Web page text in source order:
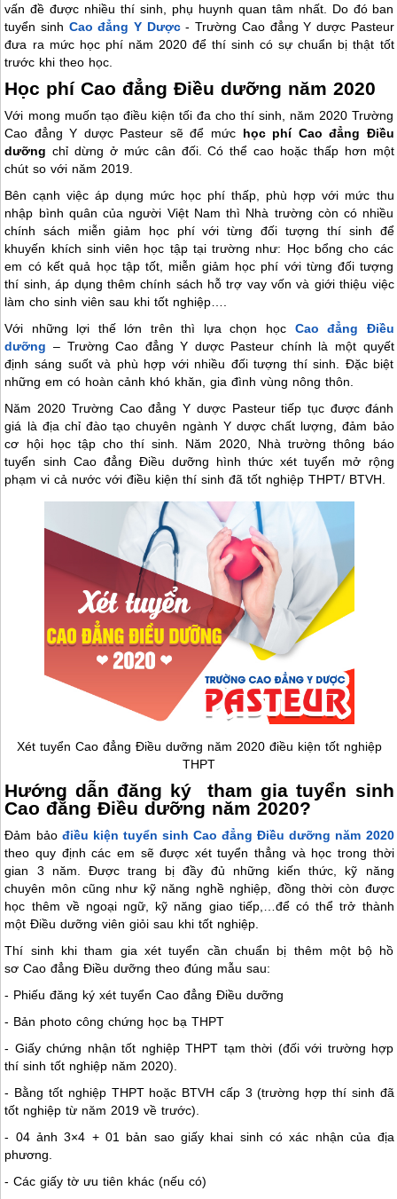
vấn đề được nhiều thí sinh, phụ huynh quan tâm nhất. Do đó ban
tuyển sinh Cao đẳng Y Dược- Trường Cao đẳng Y dược Pasteur
đưa ra mức học phí năm 2020 để thí sinh có sự chuẩn bị thật tốt
trước khi theo học.
Học phí Cao đẳng Điều dưỡng năm 2020
Với mong muốn tạo điều kiện tối đa cho thí sinh, năm 2020 Trường
Cao đẳng Y dược Pasteur sẽ để mức học phí Cao đẳng Điều
dưỡng chỉ dừng ở mức cân đối. Có thể cao hoặc thấp hơn một
chút so với năm 2019.
Bên cạnh việc áp dụng mức học phí thấp, phù hợp với mức thu
nhập bình quân của người Việt Nam thì Nhà trường còn có nhiều
chính sách miễn giảm học phí với từng đối tượng thí sinh để
khuyến khích sinh viên học tập tại trường như: Học bổng cho các
em có kết quả học tập tốt, miễn giảm học phí với từng đối tượng
thí sinh, áp dụng thêm chính sách hỗ trợ vay vốn và giới thiệu việc
làm cho sinh viên sau khi tốt nghiệp….
Với những lợi thế lớn trên thì lựa chọn học Cao đẳng Điều
dưỡng – Trường Cao đẳng Y dược Pasteur chính là một quyết
định sáng suốt và phù hợp với nhiều đối tượng thí sinh. Đặc biệt
những em có hoàn cảnh khó khăn, gia đình vùng nông thôn.
Năm 2020 Trường Cao đẳng Y dược Pasteur tiếp tục được đánh
giá là địa chỉ đào tạo chuyên ngành Y dược chất lượng, đảm bảo
cơ hội học tập cho thí sinh. Năm 2020, Nhà trường thông báo
tuyển sinh Cao đẳng Điều dưỡng hình thức xét tuyển mở rộng
phạm vi cả nước với điều kiện thí sinh đã tốt nghiệp THPT/ BTVH.
Xét tuyển Cao đẳng Điều dưỡng năm 2020 điều kiện tốt nghiệp
THPT
Hướng dẫn đăng ký tham gia tuyển sinh
Cao đẳng Điều dưỡng năm 2020?
Đảm bảo điều kiện tuyển sinh Cao đẳng Điều dưỡng năm 2020
theo quy định các em sẽ được xét tuyển thẳng và học trong thời
gian 3 năm. Được trang bị đầy đủ những kiến thức, kỹ năng
chuyên môn cũng như kỹ năng nghề nghiệp, đồng thời còn được
học thêm về ngoại ngữ, kỹ năng giao tiếp,…để có thể trở thành
một Điều dưỡng viên giỏi sau khi tốt nghiệp.
Thí sinh khi tham gia xét tuyển cần chuẩn bị thêm một bộ hồ
sơ Cao đẳng Điều dưỡng theo đúng mẫu sau:
- Phiếu đăng ký xét tuyển Cao đẳng Điều dưỡng
- Bản photo công chứng học bạ THPT
- Giấy chứng nhận tốt nghiệp THPT tạm thời (đối với trường hợp
thí sinh tốt nghiệp năm 2020).
- Bằng tốt nghiệp THPT hoặc BTVH cấp 3 (trường hợp thí sinh đã
tốt nghiệp từ năm 2019 về trước).
- 04 ảnh 3×4 + 01 bản sao giấy khai sinh có xác nhận của địa
phương.
- Các giấy tờ ưu tiên khác (nếu có)